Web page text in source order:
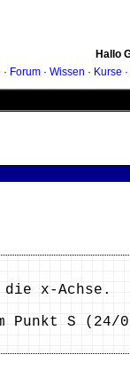
Hallo
· Forum · Wissen · Kurse ·
x-Achse.
Punkt S (24/